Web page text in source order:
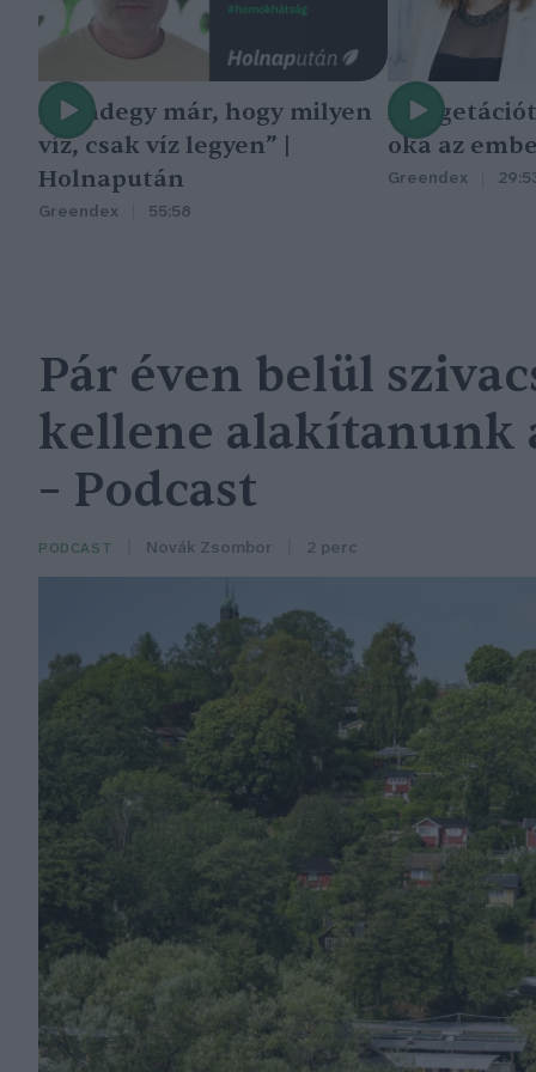
„Mindegy már, hogy milyen
víz, csak víz legyen” |
Holnapután
Greendex 55:58
A
oka az
Greendex
Pár éven belül
kellene alakítanunk
– Podcast
PODCAST Novák Zsombor 2 perc